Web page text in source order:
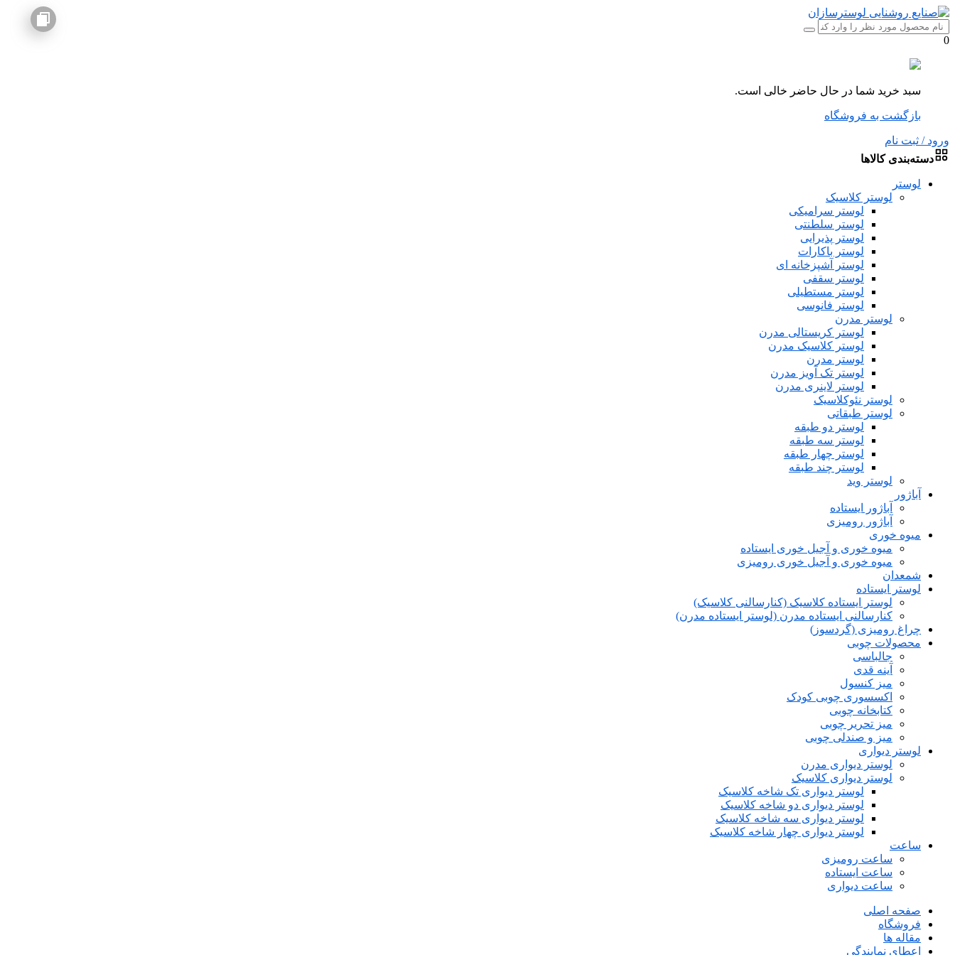
0
سبد خرید شما در حال حاضر خالی است.
بازگشت به فروشگاه
ورود / ثبت نام
دسته‌بندی کالاها
لوستر
لوستر کلاسیک
لوستر سرامیکی
لوستر سلطنتی
لوستر پذیرایی
لوستر باکارات
لوستر آشپزخانه ای
لوستر سقفی
لوستر مستطیلی
لوستر فانوسی
لوستر مدرن
لوستر کریستالی مدرن
لوستر کلاسیک مدرن
لوستر مدرن
لوستر تک آویز مدرن
لوستر لاینری مدرن
لوستر نئوکلاسیک
لوستر طبقاتی
لوستر دو طبقه
لوستر سه طبقه
لوستر چهار طبقه
لوستر چند طبقه
لوستر وید
آباژور
آباژور ایستاده
آباژور رومیزی
میوه خوری
میوه خوری و آجیل خوری ایستاده
میوه خوری و آجیل خوری رومیزی
شمعدان
لوستر ایستاده
لوستر ایستاده کلاسیک (کنارسالنی کلاسیک)
کنارسالنی ایستاده مدرن (لوستر ایستاده مدرن)
چراغ رومیزی (گردسوز)
محصولات چوبی
جالباسی
آینه قدی
میز کنسول
اکسسوری چوبی کودک
کتابخانه چوبی
میز تحریر چوبی
میز و صندلی چوبی
لوستر دیواری
لوستر دیواری مدرن
لوستر دیواری کلاسیک
لوستر دیواری تک شاخه کلاسیک
لوستر دیواری دو شاخه کلاسیک
لوستر دیواری سه شاخه کلاسیک
لوستر دیواری چهار شاخه کلاسیک
ساعت
ساعت رومیزی
ساعت ایستاده
ساعت دیواری
صفحه اصلی
فروشگاه
مقاله ها
اعطای نمایندگی